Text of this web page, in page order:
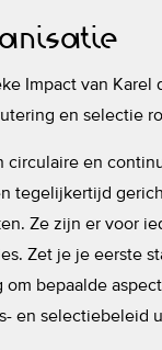
Impact van
en selectie
circulaire en
tegelijkertijd
Ze zijn er voor
Zet je je eerste
bepaalde
en selectiebeleid